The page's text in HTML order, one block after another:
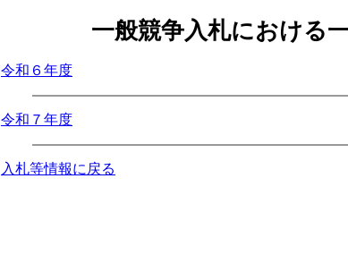
一般競争入札における
令和６年度
令和７年度
入札等情報に戻る